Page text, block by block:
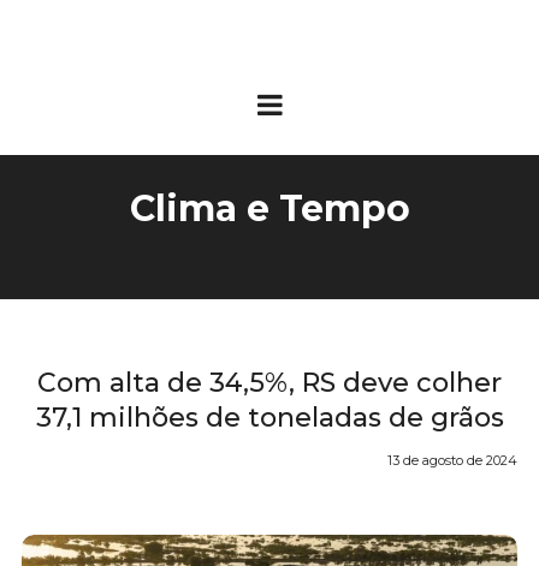
Clima e Tempo
Com alta de 34,5%, RS deve colher
37,1 milhões de toneladas de grãos
13 de agosto de 2024